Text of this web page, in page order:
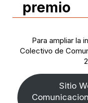
premio
Para ampliar la
Colectivo de
Sitio